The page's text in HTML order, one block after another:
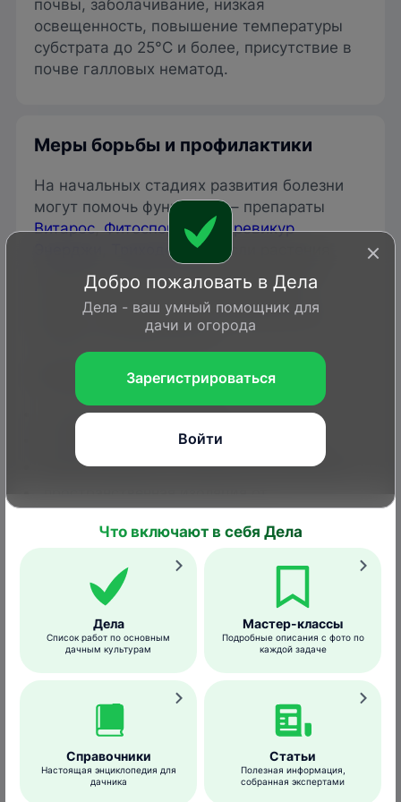
почвы, заболачивание, низкая
освещенность, повышение температуры
субстрата до 25°C и более, присутствие в
почве галловых нематод.
Меры борьбы и профилактики
На начальных стадиях развития болезни
могут помочь фунгициды – препараты
Витарос,Фитоспорин-М,
Превикур
Триходермин
. Если растения
поражены сильно, придется удалять и
уничтожать все сухие и увядающие
кусты, а грунт заменить полностью на
глубину не менее 30 см.
Профилактика:
соблюдение севооборота,
выбор устойчивых сортов и гибридов,
выбор здорового посадочного материала,
возможных потенциальных "носителей" –
земляники, культур
семейства Пасленовые,
уборка растительных остатков с участка.
Средства борьбы
Витарос, ВСК – комбинированный
протравитель контактно-системного
действия против комплекса болезней
зерновых и цветочных культур,
передающихся через семена,
Добро пожаловать в Дела
Дела - ваш умный помощник для
дачи и огорода
Зарегистрироваться
Войти
Что включают в себя Дела
Дела
Список работ по основным
дачным культурам
Мастер-классы
Подробные описания с фото по
каждой задаче
Справочники
Настоящая энциклопедия для
дачника
Статьи
Полезная информация,
собранная экспертами